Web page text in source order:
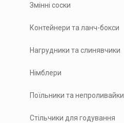
Змінні соски
Контейнери та ланч-бокси
Нагрудники та слинявчики
Німблери
Поїльники та непроливайки
Стільчики для годування